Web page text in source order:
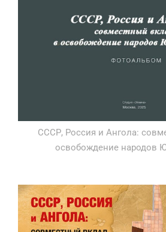
СССР, Россия и Ангола:
освобождение народов